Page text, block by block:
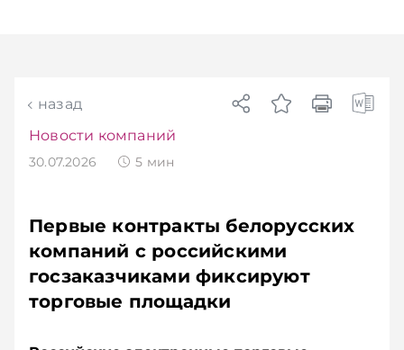
назад
Новости компаний
30.07.2026 5 мин
Первые контракты белорусских
компаний с российскими
госзаказчиками фиксируют
торговые площадки